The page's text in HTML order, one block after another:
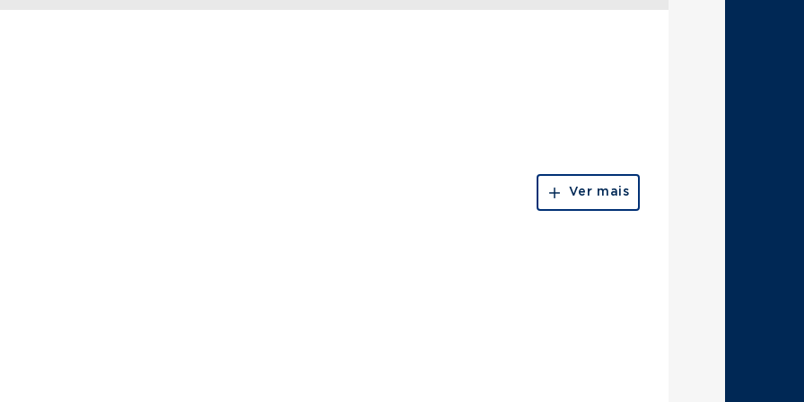
Ver mais